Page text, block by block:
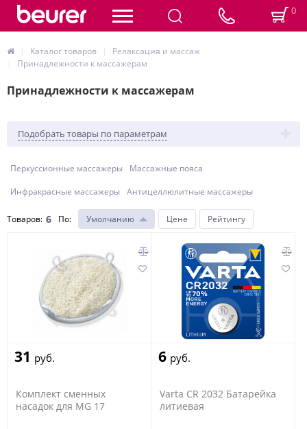
0
Каталог товаров
Релаксация и массаж
Принадлежности к массажерам
Принадлежности к массажерам
Подобрать товары по параметрам
Перкуссионные массажеры
Массажные пояса
Инфракрасные массажеры Антицеллюлитные массажеры
Товаров: 6 По: Умолчанию Цене Рейтингу
31 руб.
Комплект сменных
насадок для MG 17
6 руб.
Varta CR 2032 Батарейка
литиевая